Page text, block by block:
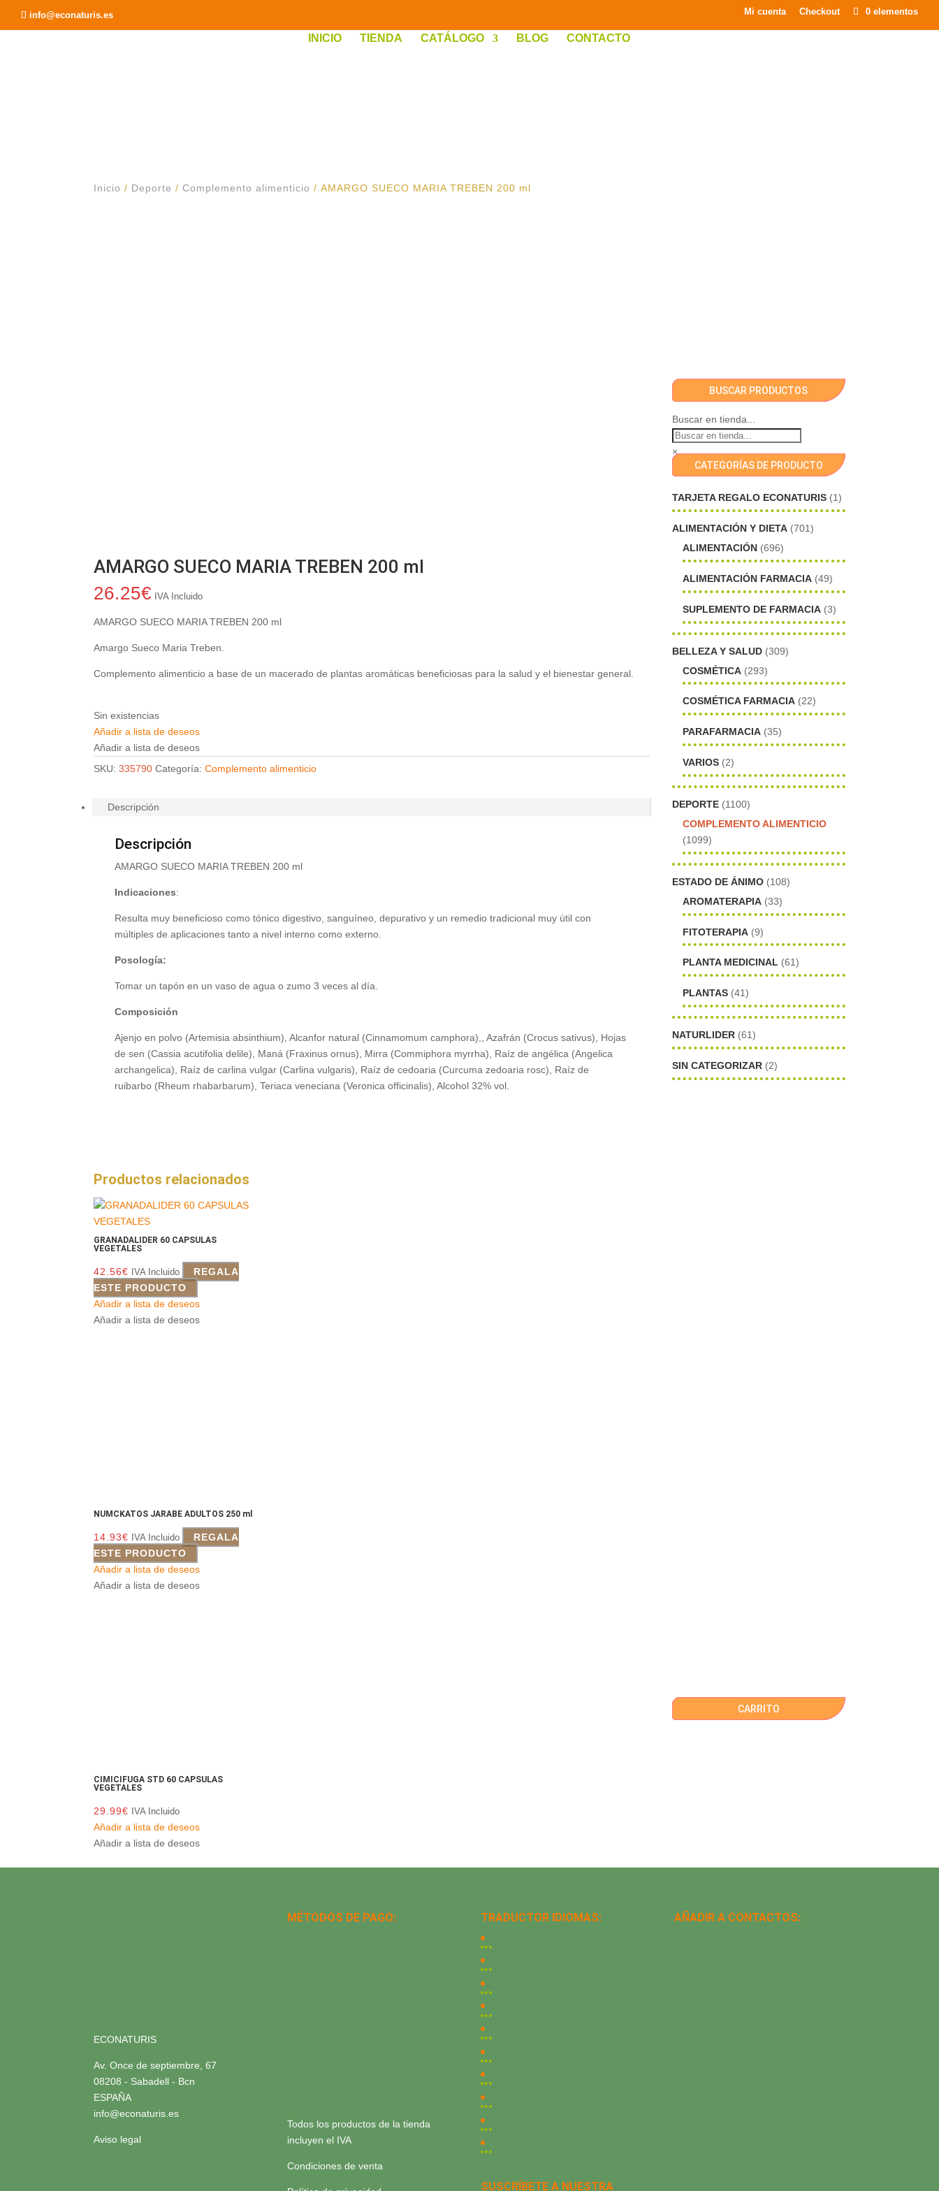
info@econaturis.es Mi cuenta Checkout 0 elementos
INICIO TIENDA CATÁLOGO BLOG CONTACTO
Inicio / Deporte /Complemento alimenticio / AMARGO SUECO MARIA TREBEN 200 ml
AMARGO SUECO MARIA TREBEN 200 ml
26.25€ IVA Incluido
AMARGO SUECO MARIA TREBEN 200 ml
Amargo Sueco Maria Treben.
Complemento alimenticio a base de un macerado de plantas aromáticas beneficiosas para la salud y el bienestar general.
Sin existencias
Añadir a lista de deseos
Añadir a lista de deseos
SKU:335790 Categoría:Complemento alimenticio
Descripción
Descripción
AMARGO SUECO MARIA TREBEN 200 ml
Indicaciones:
Resulta muy beneficioso como tónico digestivo, sanguíneo, depurativo y un remedio tradicional muy útil con
múltiples de aplicaciones tanto a nivel interno como externo.
Posología:
Tomar un tapón en un vaso de agua o zumo 3 veces al día.
Composición
Ajenjo en polvo (Artemisia absinthium), Alcanfor natural (Cinnamomum camphora),, Azafrán (Crocus sativus), Hojas
de sen (Cassia acutifolia delile), Maná (Fraxinus ornus), Mirra (Commiphora myrrha), Raíz de angélica (Angelica
archangelica), Raíz de carlina vulgar (Carlina vulgaris), Raíz de cedoaria (Curcuma zedoaria rosc), Raíz de
ruibarbo (Rheum rhabarbarum), Teriaca veneciana (Veronica officinalis), Alcohol 32% vol.
Productos relacionados
GRANADALIDER 60 CAPSULAS
VEGETALES
42.56€ IVA Incluido
REGALA
ESTE PRODUCTO
Añadir a lista de deseos
Añadir a lista de deseos
NUMCKATOS JARABE ADULTOS 250 ml
14.93€ IVA Incluido
REGALA
ESTE PRODUCTO
Añadir a lista de deseos
Añadir a lista de deseos
CIMICIFUGA STD 60 CAPSULAS
VEGETALES
29.99€ IVA Incluido
Añadir a lista de deseos
Añadir a lista de deseos
BUSCAR PRODUCTOS
Buscar en tienda...
×
CATEGORÍAS DE PRODUCTO
TARJETA REGALO ECONATURIS (1)
ALIMENTACIÓN Y DIETA (701)
ALIMENTACIÓN (696)
ALIMENTACIÓN FARMACIA (49)
SUPLEMENTO DE FARMACIA (3)
BELLEZA Y SALUD (309)
COSMÉTICA (293)
COSMÉTICA FARMACIA (22)
PARAFARMACIA (35)
VARIOS (2)
DEPORTE (1100)
COMPLEMENTO ALIMENTICIO
(1099)
ESTADO DE ÁNIMO (108)
AROMATERAPIA (33)
FITOTERAPIA (9)
PLANTA MEDICINAL (61)
PLANTAS (41)
NATURLIDER (61)
SIN CATEGORIZAR (2)
CARRITO
ECONATURIS
Av. Once de septiembre, 67
08208 - Sabadell - Bcn
ESPAÑA
info@econaturis.es
Aviso legal
MÉTODOS DE PAGO:
Todos los productos de la tienda
incluyen el IVA
Condiciones de venta
TRADUCTOR IDIOMAS:
SUSCRÍBETE A NUESTRA
AÑADIR A CONTACTOS: